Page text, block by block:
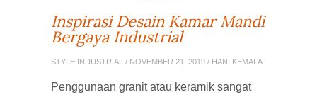
Inspirasi Desain Kamar Mandi
Bergaya Industrial
STYLE INDUSTRIAL / NOVEMBER 21, 2019 / HANI KEMALA
Penggunaan granit atau keramik sangat